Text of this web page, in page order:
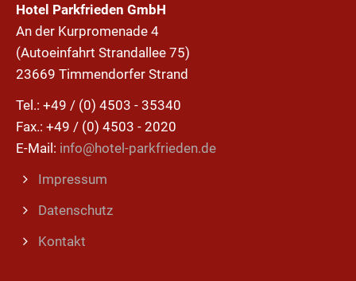
Hotel Parkfrieden GmbH
An der Kurpromenade 4
(Autoeinfahrt Strandallee 75)
23669 Timmendorfer Strand
Tel.: +49 / (0) 4503 - 35340
Fax.: +49 / (0) 4503 - 2020
E-Mail: info@hotel-parkfrieden.de
Impressum
Datenschutz
Kontakt